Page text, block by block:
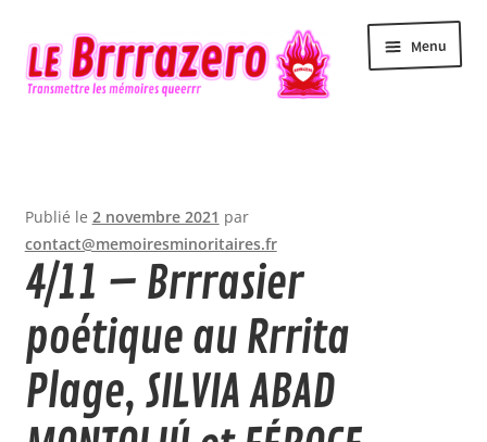
Aller
à
Aller
au
contenu
Menu
Actualité
Agenda
Contact
Le Brrrazero
Publié le 2 novembre 2021 par
contact@memoiresminoritaires.fr
4/11 – Brrrasier
poétique au Rrrita
Plage, SILVIA ABAD